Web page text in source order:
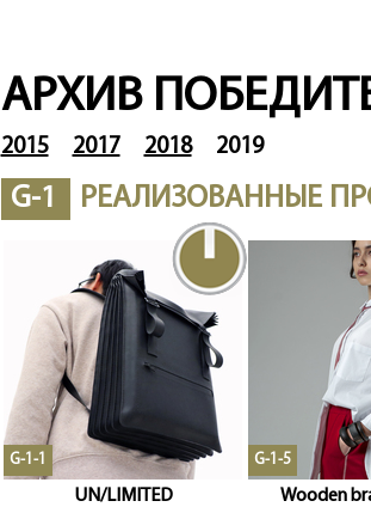
АРХИВ
2015 2017 2018 2019
G-1 РЕАЛИЗОВАННЫЕ
G-1-1
UN/LIMITED
G-1-5
Wooden